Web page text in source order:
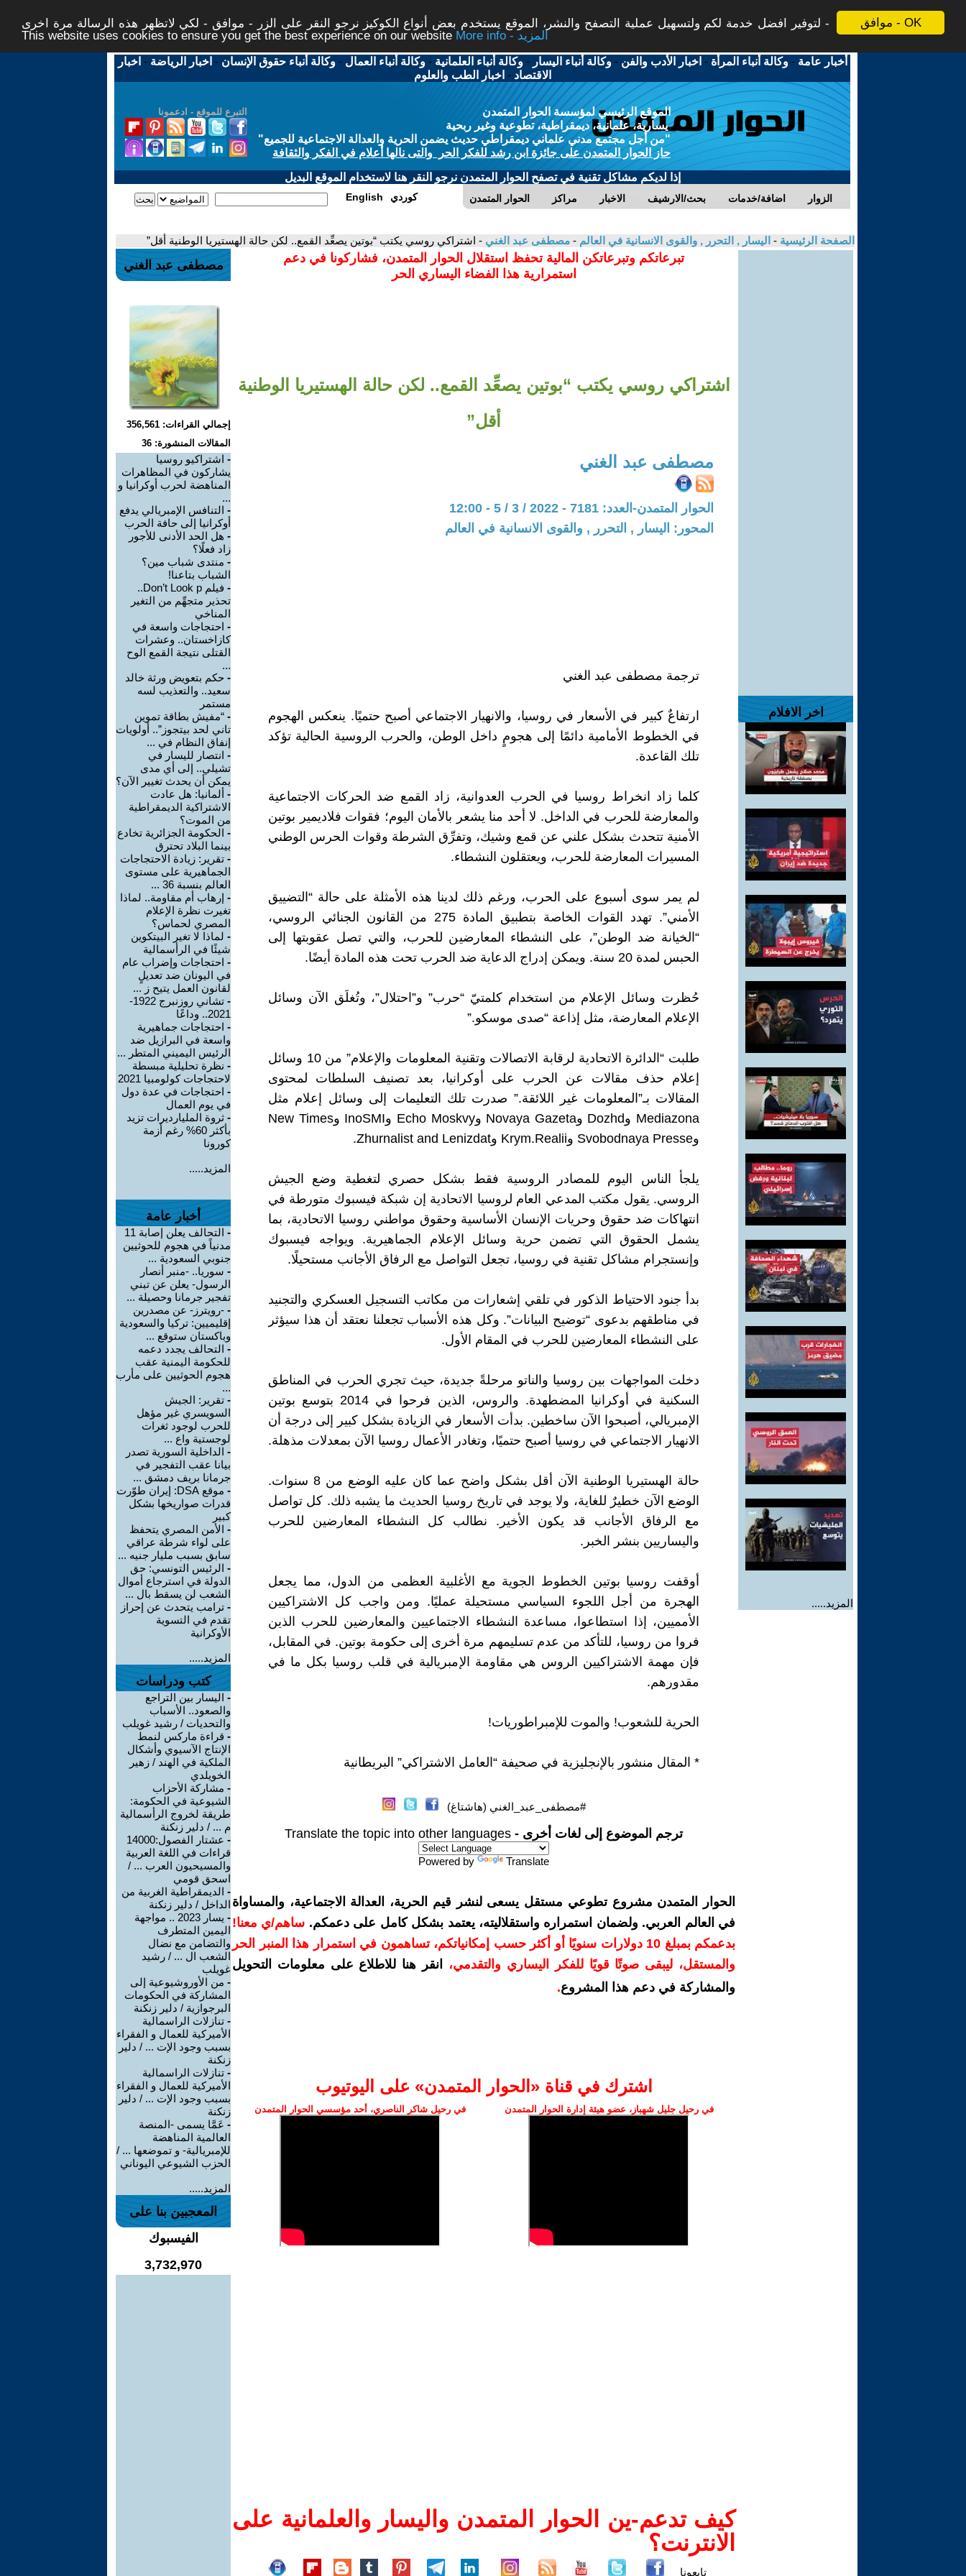
موافق - OK
لتوفير افضل خدمة لكم ولتسهيل عملية التصفح والنشر، الموقع يستخدم بعض أنواع الكوكيز نرجو النقر على الزر - موافق - لكي لاتظهر هذه الرسالة مرة اخرى -
This website uses cookies to ensure you get the best experience on our website
More info - المزيد
أخبار عامة -وكالة أنباء المرأة - اخبار الأدب والفن -وكالة أنباء اليسار -وكالة أنباء العلمانية -وكالة أنباء العمال -وكالة أنباء حقوق الإنسان - اخبار الرياضة - اخبار
الاقتصاد - اخبار الطب والعلوم
التبرع للموقع - ادعمونا
الموقع الرئيسي لمؤسسة الحوار المتمدن
يسارية، علمانية، ديمقراطية، تطوعية وغير ربحية
"من أجل مجتمع مدني علماني ديمقراطي حديث يضمن الحرية والعدالة الاجتماعية للجميع"
حاز الحوار المتمدن على جائزة ابن رشد للفكر الحر والتى نالها أعلام في الفكر والثقافة
إذا لديكم مشاكل تقنية في تصفح الحوار المتمدن نرجو النقر هنا لاستخدام الموقع البديل
الحوار المتمدن مراكز الاخبار بحث/الارشيف اضافة/خدمات الزوار English كوردي
الصفحة الرئيسية - اليسار , التحرر , والقوى الانسانية في العالم - مصطفى عبد الغني - اشتراكي روسي يكتب “بوتين يصعِّد القمع.. لكن حالة الهستيريا الوطنية أقل”
اخر الافلام
المزيد.....
تبرعاتكم وتبرعاتكن المالية تحفظ استقلال الحوار المتمدن، فشاركونا في دعم
استمرارية هذا الفضاء اليساري الحر
اشتراكي روسي يكتب “بوتين يصعِّد القمع.. لكن حالة الهستيريا الوطنية
أقل”
مصطفى عبد الغني
الحوار المتمدن-العدد: 7181 - 2022 / 3 / 5 - 12:00
المحور: اليسار , التحرر , والقوى الانسانية في العالم
ترجمة مصطفى عبد الغني
ارتفاعٌ كبير في الأسعار في روسيا، والانهيار الاجتماعي أصبح حتميًا. ينعكس الهجوم
في الخطوط الأمامية دائمًا إلى هجومٍ داخل الوطن، والحرب الروسية الحالية تؤكد
تلك القاعدة.
كلما زاد انخراط روسيا في الحرب العدوانية، زاد القمع ضد الحركات الاجتماعية
والمعارضة للحرب في الداخل. لا أحد منا يشعر بالأمان اليوم؛ فقوات فلاديمير بوتين
الأمنية تتحدث بشكل علني عن قمع وشيك، وتفرِّق الشرطة وقوات الحرس الوطني
المسيرات المعارضة للحرب، ويعتقلون النشطاء.
لم يمر سوى أسبوع على الحرب، ورغم ذلك لدينا هذه الأمثلة على حالة “التضييق
الأمني”. تهدد القوات الخاصة بتطبيق المادة 275 من القانون الجنائي الروسي،
“الخيانة ضد الوطن”، على النشطاء المعارضين للحرب، والتي تصل عقوبتها إلى
الحبس لمدة 20 سنة. ويمكن إدراج الدعاية ضد الحرب تحت هذه المادة أيضًا.
حُظرت وسائل الإعلام من استخدام كلمتيّ “حرب” و”احتلال”، وتُغلَق الآن وسائل
الإعلام المعارضة، مثل إذاعة “صدى موسكو.”
طلبت “الدائرة الاتحادية لرقابة الاتصالات وتقنية المعلومات والإعلام” من 10 وسائل
إعلام حذف مقالات عن الحرب على أوكرانيا، بعد تصنيف السلطات لمحتوى
المقالات بـ”المعلومات غير اللائقة.” صدرت تلك التعليمات إلى وسائل إعلام مثل
Mediazona وDozhd وNovaya Gazeta وEcho Moskvy وInoSMI وNew Times
وSvobodnaya Presse وKrym.Realii وZhurnalist and Lenizdat.
يلجأ الناس اليوم للمصادر الروسية فقط بشكل حصري لتغطية وضع الجيش
الروسي. يقول مكتب المدعي العام لروسيا الاتحادية إن شبكة فيسبوك متورطة في
انتهاكات ضد حقوق وحريات الإنسان الأساسية وحقوق مواطني روسيا الاتحادية، بما
يشمل الحقوق التي تضمن حرية وسائل الإعلام الجماهيرية. ويواجه فيسبوك
وإنستجرام مشاكل تقنية في روسيا، تجعل التواصل مع الرفاق الأجانب مستحيلًا.
بدأ جنود الاحتياط الذكور في تلقي إشعارات من مكاتب التسجيل العسكري والتجنيد
في مناطقهم بدعوى “توضيح البيانات”. وكل هذه الأسباب تجعلنا نعتقد أن هذا سيؤثر
على النشطاء المعارضين للحرب في المقام الأول.
دخلت المواجهات بين روسيا والناتو مرحلةً جديدة، حيث تجري الحرب في المناطق
السكنية في أوكرانيا المضطهدة. والروس، الذين فرحوا في 2014 بتوسع بوتين
الإمبريالي، أصبحوا الآن ساخطين. بدأت الأسعار في الزيادة بشكل كبير إلى درجة أن
الانهيار الاجتماعي في روسيا أصبح حتميًا، وتغادر الأعمال روسيا الآن بمعدلات مذهلة.
حالة الهستيريا الوطنية الآن أقل بشكل واضح عما كان عليه الوضع من 8 سنوات.
الوضع الآن خطيرٌ للغاية، ولا يوجد في تاريخ روسيا الحديث ما يشبه ذلك. كل تواصل
مع الرفاق الأجانب قد يكون الأخير. نطالب كل النشطاء المعارضين للحرب
واليساريين بنشر الخبر.
أوقفت روسيا بوتين الخطوط الجوية مع الأغلبية العظمى من الدول، مما يجعل
الهجرة من أجل اللجوء السياسي مستحيلة عمليًا. ومن واجب كل الاشتراكيين
الأمميين، إذا استطاعوا، مساعدة النشطاء الاجتماعيين والمعارضين للحرب الذين
فروا من روسيا، للتأكد من عدم تسليمهم مرة أخرى إلى حكومة بوتين. في المقابل،
فإن مهمة الاشتراكيين الروس هي مقاومة الإمبريالية في قلب روسيا بكل ما في
مقدورهم.
الحرية للشعوب! والموت للإمبراطوريات!
* المقال منشور بالإنجليزية في صحيفة “العامل الاشتراكي” البريطانية
#مصطفى_عبد_الغني (هاشتاغ)
ترجم الموضوع إلى لغات أخرى - Translate the topic into other languages
Powered by Translate
الحوار المتمدن مشروع تطوعي مستقل يسعى لنشر قيم الحرية، العدالة الاجتماعية، والمساواة
في العالم العربي. ولضمان استمراره واستقلاليته، يعتمد بشكل كامل على دعمكم. ساهم/ي معنا!
بدعمكم بمبلغ 10 دولارات سنويًا أو أكثر حسب إمكانياتكم، تساهمون في استمرار هذا المنبر الحر
والمستقل، ليبقى صوتًا قويًا للفكر اليساري والتقدمي،
انقر هنا للاطلاع على معلومات التحويل
والمشاركة في دعم هذا المشروع.
اشترك في قناة ‫«الحوار المتمدن» على اليوتيوب
في رحيل جليل شهباز، عضو هيئة إدارة الحوار المتمدن في رحيل شاكر الناصري، أحد مؤسسي الحوار المتمدن
كيف تدعم-ين الحوار المتمدن واليسار والعلمانية على
الانترنت؟
تابعونا
مصطفى عبد الغني
إجمالي القراءات: 356,561
المقالات المنشورة: 36
- اشتراكيو روسيا
يشاركون في المظاهرات
المناهضة لحرب أوكرانيا و
...
- التنافس الإمبريالي يدفع
أوكرانيا إلى حافة الحرب
- هل الحد الأدنى للأجور
زاد فعلًا؟
- منتدى شباب مين؟
الشباب بتاعنا!
-
فيلم Don’t Look p..
تحذير متجهِّم من التغير
المناخي
- احتجاجات واسعة في
كازاخستان.. وعشرات
القتلى نتيجة القمع الوح
...
- حكم بتعويض ورثة خالد
سعيد.. والتعذيب لسه
مستمر
- “مفيش بطاقة تموين
تاني لحد بيتجوز”.. أولويات
إنفاق النظام في ...
- انتصار لليسار في
تشيلي.. إلى أي مدى
يمكن أن يحدث تغيير الآن؟
- ألمانيا: هل عادت
الاشتراكية الديمقراطية
من الموت؟
- الحكومة الجزائرية تخادع
بينما البلاد تحترق
- تقرير: زيادة الاحتجاجات
الجماهيرية على مستوى
العالم بنسبة 36 ...
- إرهاب أم مقاومة.. لماذا
تغيرت نظرة الإعلام
المصري لحماس؟
- لماذا لا تغير البيتكوين
شيئًا في الرأسمالية
- احتجاجات وإضراب عام
في اليونان ضد تعديلٍ
لقانون العمل يتيح ز ...
-
تشاني روزنبرج 1922-
2021.. وداعًا
- احتجاجات جماهيرية
واسعة في البرازيل ضد
الرئيس اليميني المتطر ...
- نظرة تحليلية مبسطة
لاحتجاجات كولومبيا 2021
- احتجاجات في عدة دول
في يوم العمال
- ثروة المليارديرات تزيد
بأكثر 60% رغم أزمة
كورونا
المزيد.....
أخبار عامة
-
التحالف يعلن إصابة 11
مدنياً في هجوم للحوثيين
جنوبي السعودية ...
- سوريا.. -منبر أنصار
الرسول- يعلن عن تبني
تفجير جرمانا وحصيلة ...
- -رويترز- عن مصدرين
إقليميين: تركيا والسعودية
وباكستان ستوقع ...
- التحالف يجدد دعمه
للحكومة اليمنية عقب
هجوم الحوثيين على مأرب
...
- تقرير: الجيش
السويسري غير مؤهل
للحرب لوجود ثغرات
لوجستية واع ...
- الداخلية السورية تصدر
بيانا عقب التفجير في
جرمانا بريف دمشق ...
-
موقع DSA: إيران طوّرت
قدرات صواريخها بشكل
كبير
- الأمن المصري يتحفظ
على لواء شرطة عراقي
سابق بسبب مليار جنيه ...
- الرئيس التونسي: حق
الدولة في استرجاع أموال
الشعب لن يسقط بال ...
- ترامب يتحدث عن إحراز
تقدم في التسوية
الأوكرانية
المزيد.....
كتب ودراسات
- اليسار بين التراجع
والصعود.. الأسباب
والتحديات / رشيد غويلب
- قراءة ماركس لنمط
الإنتاج الآسيوي وأشكال
الملكية في الهند / زهير
الخويلدي
- مشاركة الأحزاب
الشيوعية في الحكومة:
طريقة لخروج الرأسمالية
م ... / دلير زنكنة
-
عشتار الفصول:14000
قراءات في اللغة العربية
والمسيحيون العرب ... /
اسحق قومي
- الديمقراطية الغربية من
الداخل / دلير زنكنة
-
يسار 2023 .. مواجهة
اليمين المتطرف
والتضامن مع نضال
الشعب ال ... / رشيد
غويلب
- من الأوروشيوعية إلى
المشاركة في الحكومات
البرجوازية / دلير زنكنة
- تنازلات الراسمالية
الأميركية للعمال و الفقراء
بسبب وجود الإت ... / دلير
زنكنة
- تنازلات الراسمالية
الأميركية للعمال و الفقراء
بسبب وجود الإت ... / دلير
زنكنة
- عَمَّا يسمى -المنصة
العالمية المناهضة
للإمبريالية- و تموضعها ... /
الحزب الشيوعي اليوناني
المزيد.....
المعجبين بنا على
الفيسبوك
3,732,970